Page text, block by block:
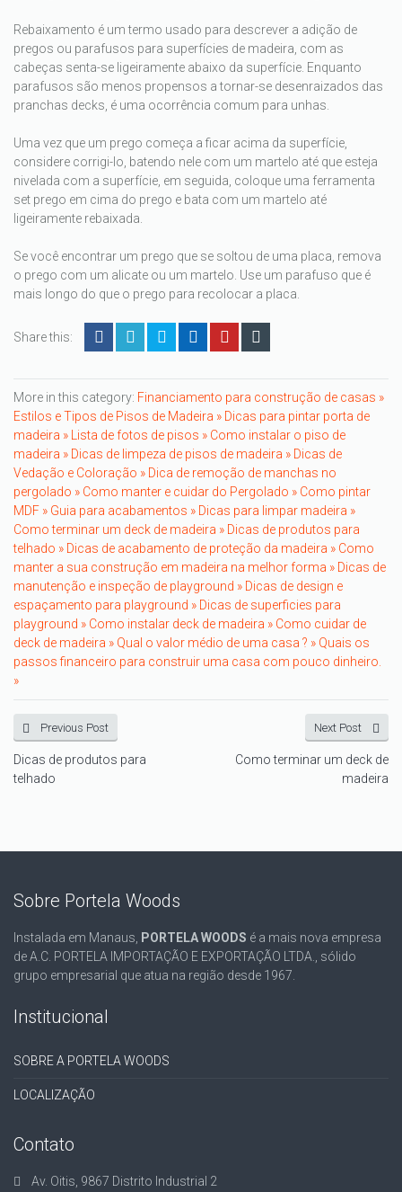
Rebaixamento é um termo usado para descrever a adição de
pregos ou parafusos para superfícies de madeira, com as
cabeças senta-se ligeiramente abaixo da superfície. Enquanto
parafusos são menos propensos a tornar-se desenraizados das
pranchas decks, é uma ocorrência comum para unhas.
Uma vez que um prego começa a ficar acima da superfície,
considere corrigi-lo, batendo nele com um martelo até que esteja
nivelada com a superfície, em seguida, coloque uma ferramenta
set prego em cima do prego e bata com um martelo até
ligeiramente rebaixada.
Se você encontrar um prego que se soltou de uma placa, remova
o prego com um alicate ou um martelo. Use um parafuso que é
mais longo do que o prego para recolocar a placa.
Share this:
More in this category: Financiamento para construção de casas »
Estilos e Tipos de Pisos de Madeira » Dicas para pintar porta de
madeira »
Lista de fotos de pisos » Como instalar o piso de
madeira » Dicas de limpeza de pisos de madeira » Dicas de
Vedação e Coloração » Dica de remoção de manchas no
pergolado » Como manter e cuidar do Pergolado » Como pintar
MDF » Guia para acabamentos » Dicas para limpar madeira »
Como terminar um deck de madeira » Dicas de produtos para
telhado » Dicas de acabamento de proteção da madeira » Como
manter a sua construção em madeira na melhor forma » Dicas de
manutenção e inspeção de playground » Dicas de design e
espaçamento para playground » Dicas de superficies para
playground » Como instalar deck de madeira » Como cuidar de
deck de madeira » Qual o valor médio de uma casa ? » Quais os
passos financeiro para construir uma casa com pouco dinheiro.
»
Previous Post
Dicas de produtos para
telhado
Next Post
Como terminar um deck de
madeira
Sobre Portela Woods
Instalada em Manaus, PORTELA WOODS é a mais nova empresa
de A.C. PORTELA IMPORTAÇÃO E EXPORTAÇÃO LTDA., sólido
grupo empresarial que atua na região desde 1967.
Institucional
SOBRE A PORTELA WOODS
LOCALIZAÇÃO
Contato
Av. Oitis, 9867 Distrito Industrial 2